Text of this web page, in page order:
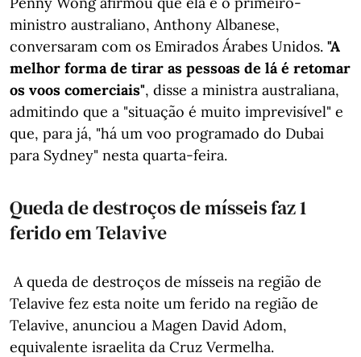
ministro australiano, Anthony Albanese,
conversaram com os Emirados Árabes Unidos. "A
melhor forma de tirar as pessoas de lá é retomar
os voos comerciais", disse a ministra australiana,
admitindo que a "situação é muito imprevisível" e
que, para já, "há um voo programado do Dubai
para Sydney" nesta quarta-feira.
Queda de destroços de mísseis faz 1
ferido em Telavive
A queda de destroços de mísseis na região de
Telavive fez esta noite um ferido na região de
Telavive, anunciou a Magen David Adom,
equivalente israelita da Cruz Vermelha.